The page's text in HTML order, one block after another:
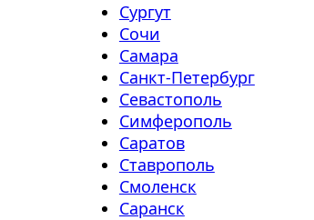
Сургут
Сочи
Самара
Санкт-Петербург
Севастополь
Симферополь
Саратов
Ставрополь
Смоленск
Саранск